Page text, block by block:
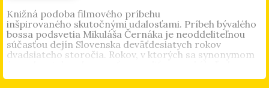
denníku SME, neskôr pôsobil v televíznom
spravodajstve TV Markíza a RTVS. Ako stand-up komik
vystupuje so zoskupenímSilné reči. Píše pre Denník N.
RománAmerikánije jeho literárnou prvotinou.
Knižná podoba filmového príbehu
inšpirovaného skutočnými udalosťami. Príbeh bývalého
bossa podsvetia Mikuláša Černáka je neoddeliteľnou
súčasťou dejín Slovenska deväťdesiatych rokov
dvadsiateho storočia. Rokov, v ktorých sa synonymom